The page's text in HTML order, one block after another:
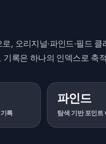
, 오리지널·파인드·필드 클
록은 하나의 인덱스로 축
록
파인드
탐색 기반 포인트